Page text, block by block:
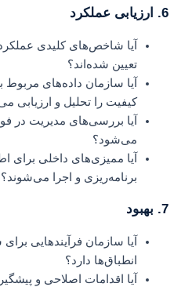
6. ارزیابی عملکرد
تعیین شده‌اند؟
آیا سازمان داده‌های
کیفیت را تحلیل و ارزیابی
آیا بررسی‌های مدیریت در
می‌شود؟
آیا ممیزی‌های داخلی برای
برنامه‌ریزی و اجرا می‌شوند؟
7. بهبود
آیا سازمان فرآیندهایی
انطباق‌ها دارد؟
آیا اقدامات اصلاحی و